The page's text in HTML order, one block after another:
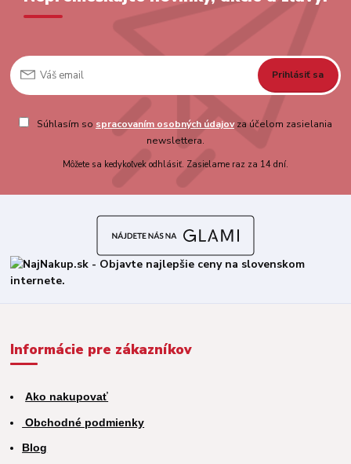
Prihlásiť sa
Súhlasím so spracovaním osobných údajovza účelom zasielania
newslettera.
Môžete sa kedykoľvek odhlásiť. Zasielame raz za 14 dní.
Informácie pre zákazníkov
Ako nakupovať
Obchodné podmienky
Blog